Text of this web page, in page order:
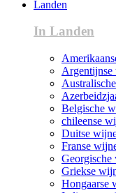
Landen
In Landen
Argentijnse
Belgische
chileense
Duitse
Franse
Georgische
Griekse
Hongaarse